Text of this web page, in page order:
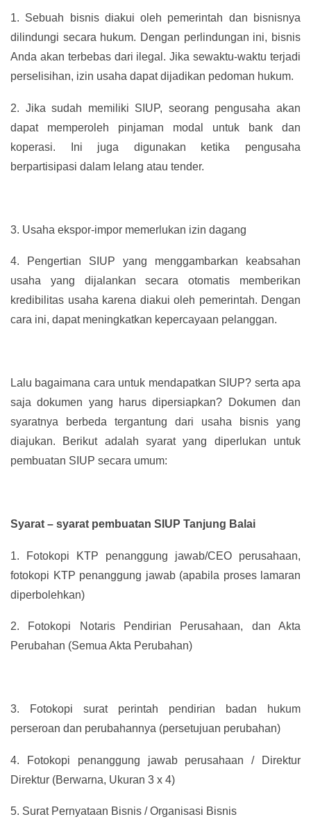
1. Sebuah bisnis diakui oleh pemerintah dan bisnisnya
dilindungi secara hukum. Dengan perlindungan ini, bisnis
Anda akan terbebas dari ilegal. Jika sewaktu-waktu terjadi
perselisihan, izin usaha dapat dijadikan pedoman hukum.
2. Jika sudah memiliki SIUP, seorang pengusaha akan
dapat memperoleh pinjaman modal untuk bank dan
koperasi. Ini juga digunakan ketika pengusaha
berpartisipasi dalam lelang atau tender.
3. Usaha ekspor-impor memerlukan izin dagang
4.
Pengertian SIUP yang menggambarkan keabsahan
usaha yang dijalankan secara otomatis memberikan
kredibilitas usaha karena diakui oleh pemerintah. Dengan
cara ini, dapat meningkatkan kepercayaan pelanggan.
Lalu bagaimana cara untuk mendapatkan SIUP? serta apa
saja dokumen yang harus dipersiapkan? Dokumen dan
syaratnya berbeda tergantung dari usaha bisnis yang
diajukan. Berikut adalah syarat yang diperlukan untuk
pembuatan SIUP secara umum:
Syarat – syarat pembuatan SIUP Tanjung Balai
1.
Fotokopi KTP penanggung jawab/CEO perusahaan,
fotokopi KTP penanggung jawab (apabila proses lamaran
diperbolehkan)
2.
Fotokopi Notaris Pendirian Perusahaan, dan Akta
Perubahan (Semua Akta Perubahan)
3.
Fotokopi surat perintah pendirian badan hukum
perseroan dan perubahannya (persetujuan perubahan)
4.
Fotokopi penanggung jawab perusahaan / Direktur
Direktur (Berwarna, Ukuran 3 x 4)
5. Surat Pernyataan Bisnis / Organisasi Bisnis